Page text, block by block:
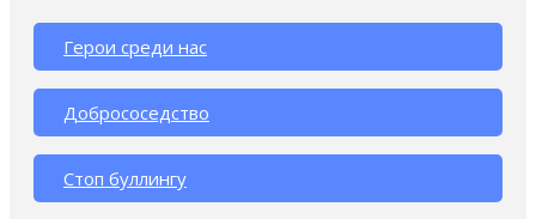
Герои среди нас
Добрососедство
Стоп буллингу